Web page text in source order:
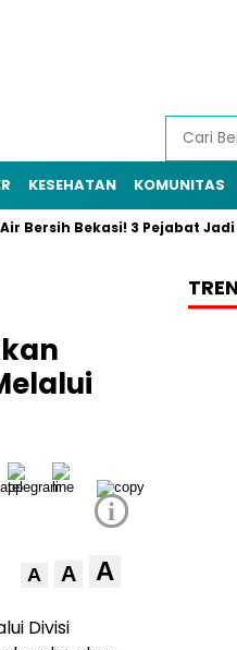
KESEHATAN KOMUNITAS
Bekasi! 3 Pejabat Jadi
i
A A A
Divisi